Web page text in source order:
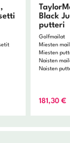
Black
putteri
Golfmailat
Miesten
Miesten
Naisten
Naisten
181,30€